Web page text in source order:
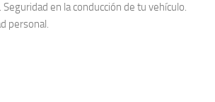
en la conducción de tu vehículo.
personal.